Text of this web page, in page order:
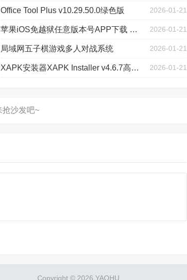
Office Tool Plus v10.29.50.0绿色版 2026-01-21
苹果iOS免越狱任意版本号APP下载 v8.1版 2026-01-21
局域网五子棋游戏多人对战系统 2026-01-21
XAPK安装器XAPK Installer v4.6.7高级版 2026-01-21
Copyright © 2026 YAOHU.